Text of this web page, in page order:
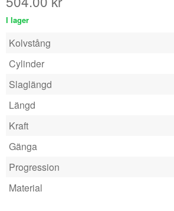
VANLIGA FRÅGOR
I lager
Kolvstång
Cylinder
Slaglängd
Längd
Kraft
Gänga
Progression
Material